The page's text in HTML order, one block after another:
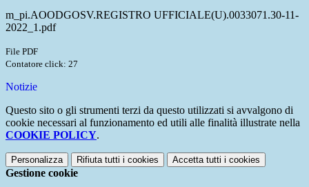
m_pi.AOODGOSV.REGISTRO UFFICIALE(U).0033071.30-11-
2022_1.pdf
File PDF
Contatore click: 27
Notizie
Questo sito o gli strumenti terzi da questo utilizzati si avvalgono di
cookie necessari al funzionamento ed utili alle finalità illustrate nella
COOKIE POLICY.
Personalizza Rifiuta tutti i cookies Accetta tutti i cookies
Gestione cookie